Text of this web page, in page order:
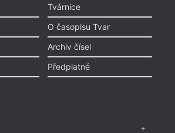
Tvárnice
O časopisu Tvar
Archiv čísel
Předplatné